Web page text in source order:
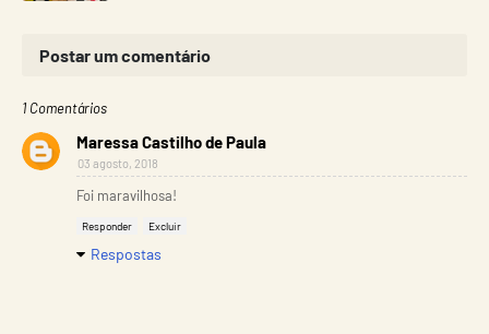
Postar um comentário
1 Comentários
Maressa Castilho de Paula
03 agosto, 2018
Foi maravilhosa!
Responder Excluir
Respostas